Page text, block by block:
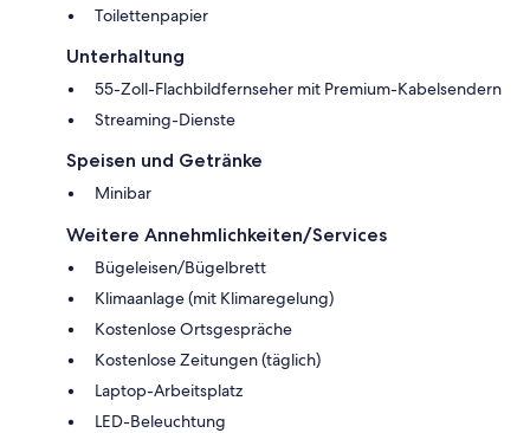
Toilettenpapier
Unterhaltung
55-Zoll-Flachbildfernseher mit Premium-Kabelsendern
Streaming-Dienste
Speisen und Getränke
Minibar
Weitere Annehmlichkeiten/Services
Bügeleisen/Bügelbrett
Klimaanlage (mit Klimaregelung)
Kostenlose Ortsgespräche
Kostenlose Zeitungen (täglich)
Laptop-Arbeitsplatz
LED-Beleuchtung